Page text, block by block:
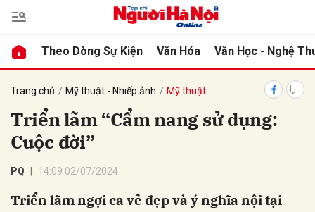
Theo Dòng Sự Kiện Văn Hóa Văn Học - Nghệ
Trang chủ Mỹ thuật - Nhiếp ảnh Mỹ thuật
Triển lãm “Cẩm nang sử dụng:
Cuộc đời”
PQ 14:09 02/07/2024
Triển lãm ngợi ca vẻ đẹp và ý nghĩa nội tại
luận